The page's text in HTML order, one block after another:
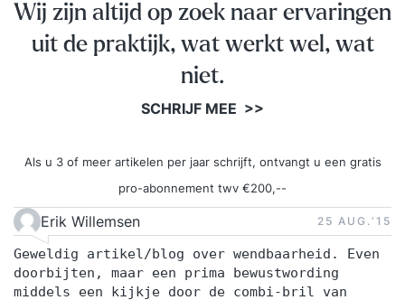
Wij zijn altijd op zoek naar ervaringen
uit de praktijk, wat werkt wel, wat
niet.
SCHRIJF MEE >>
Als u 3 of meer artikelen per jaar schrijft, ontvangt u een gratis
pro-abonnement twv €200,--
Erik Willemsen 25 AUG.‘15
Geweldig artikel/blog over wendbaarheid. Even
doorbijten, maar een prima bewustwording
middels een kijkje door de combi-bril van